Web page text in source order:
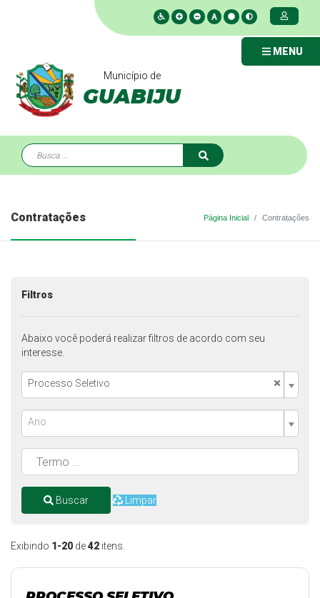
Município de
GUABIJU
MENU
Contratações Página Inicial Contratações
Exibindo 1-20 de42 itens.
Filtros
Abaixo você poderá realizar filtros de acordo com seu
interesse.
×
Processo Seletivo
Ano
Buscar Limpar